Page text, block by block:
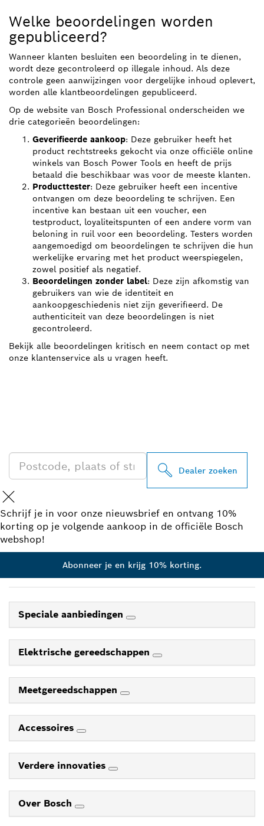
Welke beoordelingen worden
gepubliceerd?
Wanneer klanten besluiten een beoordeling in te dienen,
wordt deze gecontroleerd op illegale inhoud. Als deze
controle geen aanwijzingen voor dergelijke inhoud oplevert,
worden alle klantbeoordelingen gepubliceerd.
Op de website van Bosch Professional onderscheiden we
drie categorieën beoordelingen:
Geverifieerde aankoop: Deze gebruiker heeft het
product rechtstreeks gekocht via onze officiële online
winkels van Bosch Power Tools en heeft de prijs
betaald die beschikbaar was voor de meeste klanten.
Producttester: Deze gebruiker heeft een incentive
ontvangen om deze beoordeling te schrijven. Een
incentive kan bestaan uit een voucher, een
testproduct, loyaliteitspunten of een andere vorm van
beloning in ruil voor een beoordeling. Testers worden
aangemoedigd om beoordelingen te schrijven die hun
werkelijke ervaring met het product weerspiegelen,
zowel positief als negatief.
Beoordelingen zonder label: Deze zijn afkomstig van
gebruikers van wie de identiteit en
aankoopgeschiedenis niet zijn geverifieerd. De
authenticiteit van deze beoordelingen is niet
gecontroleerd.
Bekijk alle beoordelingen kritisch en neem contact op met
onze klantenservice als u vragen heeft.
Dealer zoeken
Schrijf je in voor onze nieuwsbrief en ontvang 10%
korting op je volgende aankoop in de officiële Bosch
webshop!
Abonneer je en krijg 10% korting.
Speciale aanbiedingen
Elektrische gereedschappen
Meetgereedschappen
Accessoires
Verdere innovaties
Over Bosch